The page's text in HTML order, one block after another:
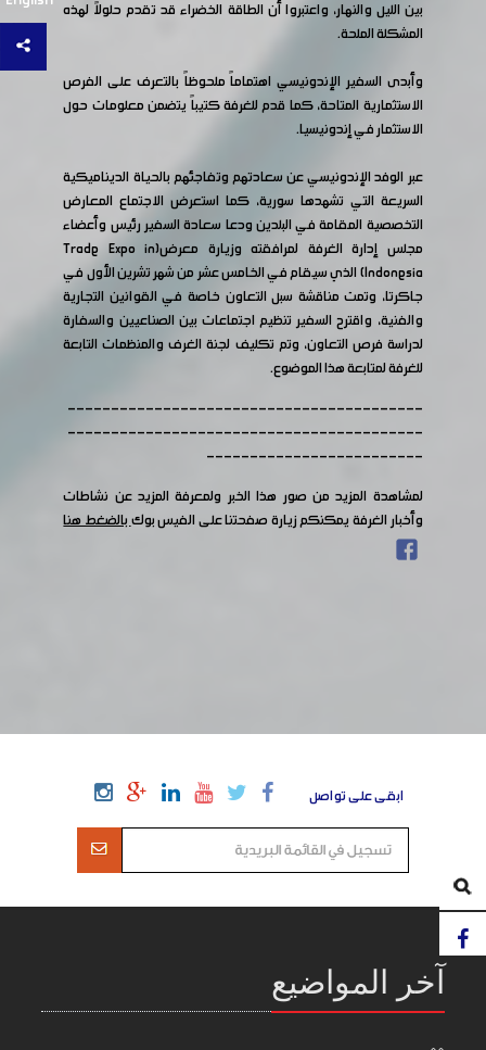
بين الليل والنهار، واعتبروا أن الطاقة الخضراء قد تقدم حلولاً لهذه
المشكلة الملحة.
وأبدى السفير الإندونيسي اهتماماً ملحوظاً بالتعرف على الفرص
الاستثمارية المتاحة، كما قدم للغرفة كتيباً يتضمن معلومات حول
الاستثمار في إندونيسيا.
عبر الوفد الإندونيسي عن سعادتهم وتفاجئهم بالحياة الديناميكية
السريعة التي تشهدها سورية، كما استعرض الاجتماع المعارض
التخصصية المقامة في البلدين ودعا سعادة السفير رئيس وأعضاء
مجلس إدارة الغرفة لمرافقته وزيارة معرض(Trade Expo in
Indonesia) الذي سيقام في الخامس عشر من شهر تشرين الأول في
جاكرتا، وتمت مناقشة سبل التعاون خاصة في القوانين التجارية
والفنية، واقترح السفير تنظيم اجتماعات بين الصناعيين والسفارة
لدراسة فرص التعاون، وتم تكليف لجنة الغرف والمنظمات التابعة
للغرفة لمتابعة هذا الموضوع.
-----------------------------------------
-----------------------------------------
-------------------------
لمشاهدة المزيد من صور هذا الخبر ولمعرفة المزيد عن نشاطات
وأخبار الغرفة يمكنكم زيارة صفحتنا على الفيس بوكبالضغط هنا
ابقى على تواصل
آخر المواضيع